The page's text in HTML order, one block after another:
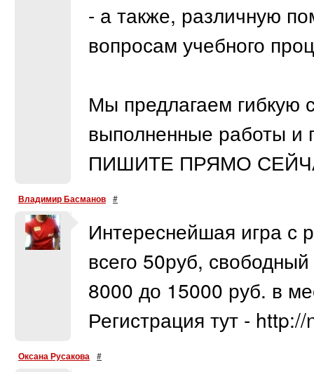
- а также, различную
вопросам учебного
Мы предлагаем гибкую
выполненные работы и
ПИШИТЕ ПРЯМО
Владимир Басманов #
Интереснейшая игра с
всего 50руб,
8000 до 15000 руб. в
Регистрация тут -
Оксана Русакова #